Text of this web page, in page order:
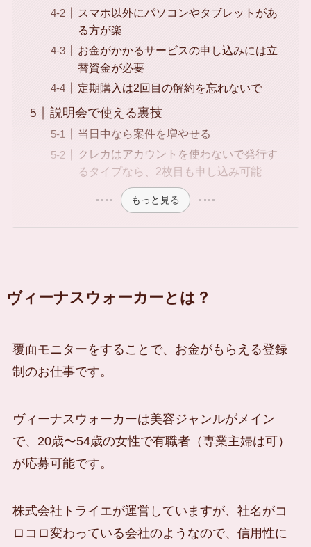
スマホ以外にパソコンやタブレットがあ
る方が楽
お金がかかるサービスの申し込みには立
替資金が必要
定期購入は2回目の解約を忘れないで
説明会で使える裏技
当日中なら案件を増やせる
クレカはアカウントを使わないで発行す
るタイプなら、2枚目も申し込み可能
もっと見る
ヴィーナスウォーカーとは？
覆面モニターをすることで、お金がもらえる登録
制のお仕事です。
ヴィーナスウォーカーは美容ジャンルがメイン
で、20歳〜54歳の女性で有職者（専業主婦は可）
が応募可能です。
株式会社トライエが運営していますが、社名がコ
ロコロ変わっている会社のようなので、信用性に